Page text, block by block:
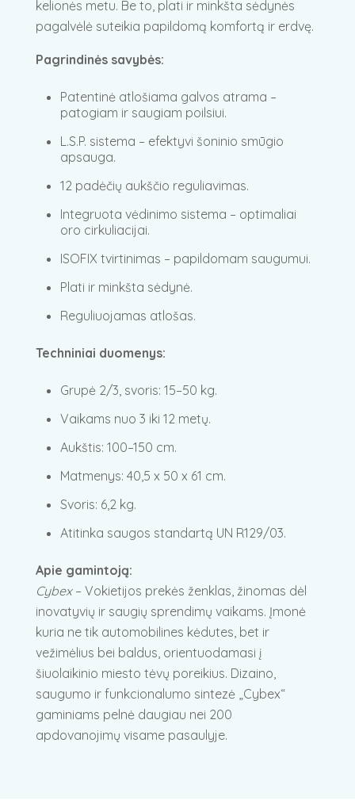
kelionės metu. Be to, plati ir minkšta sėdynės
pagalvėlė suteikia papildomą komfortą ir erdvę.
Pagrindinės savybės:
Patentinė atlošiama galvos atrama –
patogiam ir saugiam poilsiui.
L.S.P. sistema – efektyvi šoninio smūgio
apsauga.
12 padėčių aukščio reguliavimas.
Integruota vėdinimo sistema – optimaliai
oro cirkuliacijai.
ISOFIX tvirtinimas – papildomam saugumui.
Plati ir minkšta sėdynė.
Reguliuojamas atlošas.
Techniniai duomenys:
Grupė 2/3, svoris: 15–50 kg.
Vaikams nuo 3 iki 12 metų.
Aukštis: 100–150 cm.
Matmenys: 40,5 x 50 x 61 cm.
Svoris: 6,2 kg.
Atitinka saugos standartą UN R129/03.
Apie gamintoją:
Cybex– Vokietijos prekės ženklas, žinomas dėl
inovatyvių ir saugių sprendimų vaikams. Įmonė
kuria ne tik automobilines kėdutes, bet ir
vežimėlius bei baldus, orientuodamasi į
šiuolaikinio miesto tėvų poreikius. Dizaino,
saugumo ir funkcionalumo sintezė „Cybex“
gaminiams pelnė daugiau nei 200
apdovanojimų visame pasaulyje.